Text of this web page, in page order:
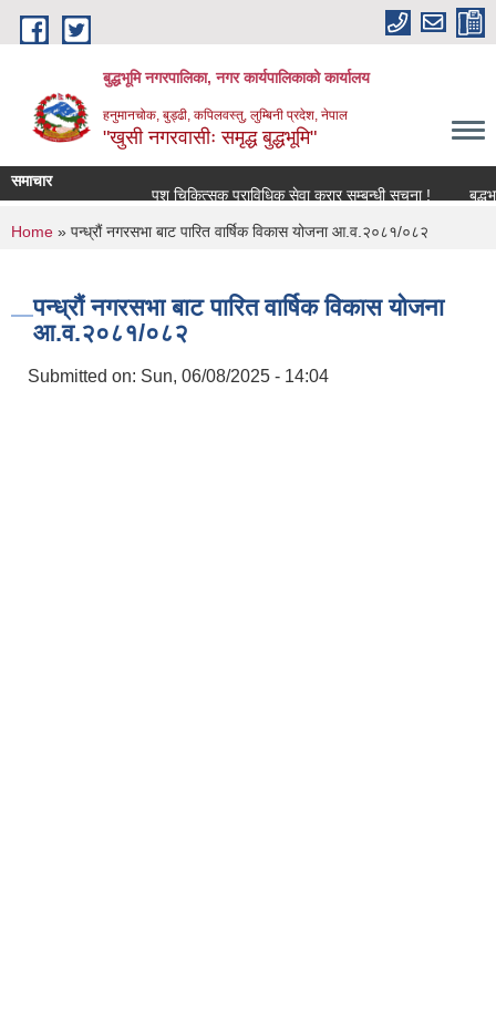
Skip to main content
बुद्धभूमि नगरपालिका, नगर कार्यपालिकाको कार्यालय
हनुमानचोक, बुड्ढी, कपिलवस्तु, लुम्बिनी प्रदेश, नेपाल
"खुसी नगरवासीः समृद्ध बुद्धभूमि"
समाचार
पशु चिकित्सक प्राविधिक सेवा करार सम्बन्धी सूचना !
You are here
Home » पन्ध्रौं नगरसभा बाट पारित वार्षिक विकास योजना आ.व.२०८१/०८२
पन्ध्रौं नगरसभा बाट पारित वार्षिक विकास योजना
आ.व.२०८१/०८२
Submitted on: Sun, 06/08/2025 - 14:04